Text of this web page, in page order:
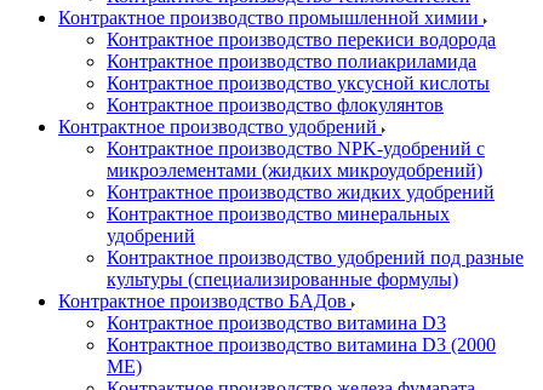
Контрактное производство промышленной химии
Контрактное производство перекиси водорода
Контрактное производство полиакриламида
Контрактное производство уксусной кислоты
Контрактное производство флокулянтов
Контрактное производство удобрений
Контрактное производство NPK-удобрений с
микроэлементами (жидких микроудобрений)
Контрактное производство жидких удобрений
Контрактное производство минеральных
удобрений
Контрактное производство удобрений под разные
культуры (специализированные формулы)
Контрактное производство БАДов
Контрактное производство витамина D3
Контрактное производство витамина D3 (2000
МЕ)